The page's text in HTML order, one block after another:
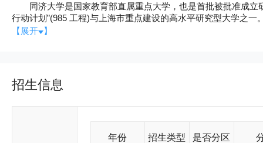
同济大学是国家教育部直属重点大学，也是首批被批准成立
行动计划”(985 工程)与上海市重点建设的高水平研究型大学之
法、经(济)、管(理)、哲、教(育)9 大门类的研究型、综合性
人，其中有中科院院士 6 人、工程院院士 7 人，具有各类高级
家重要的科研中心之一，学校设有国家、省部级重点实验室和
区经济重点需求为指针，促进传统学科高新化、新兴学科强势
【展开 】
招生信息
年份 招生类型 是否分区